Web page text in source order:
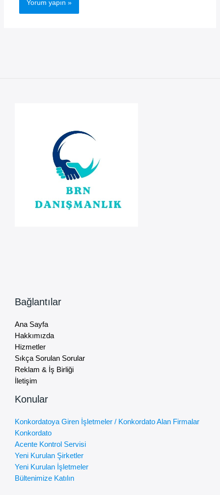
Bağlantılar
Ana Sayfa
Hakkımızda
Hizmetler
Sıkça Sorulan Sorular
Reklam & İş Birliği
İletişim
Konular
Konkordatoya Giren İşletmeler / Konkordato Alan Firmalar
Konkordato
Acente Kontrol Servisi
Yeni Kurulan Şirketler
Yeni Kurulan İşletmeler
Bültenimize Katılın